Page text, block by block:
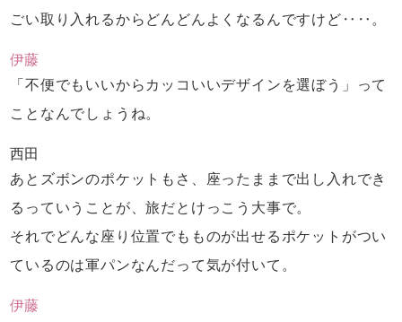
ごい取り入れるから どんどんよくなるんですけど‥‥。
伊藤
「不便でもいいからカッコいいデザインを選ぼう」
って
ことなんでしょうね。
西田
あとズボンのポケットもさ、
座ったままで出し入れでき
るっていうことが、旅だとけっこう大事で。
それでどんな座り位置でも ものが出せるポケットがつい
ているのは軍パンなんだって気が付いて。
伊藤